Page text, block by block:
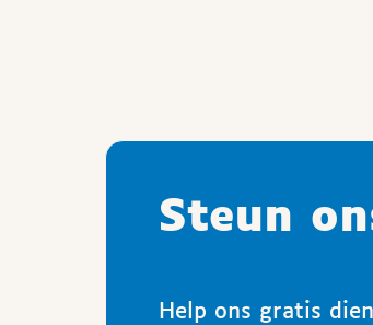
Steun
Help ons gratis